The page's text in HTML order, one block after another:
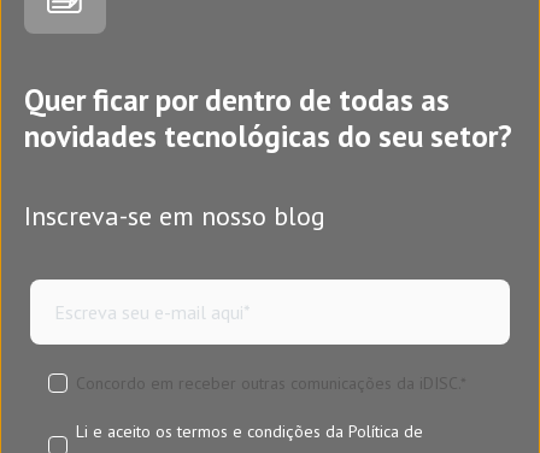
Quer ficar por dentro de todas as
novidades tecnológicas do seu setor?
Inscreva-se em nosso blog
Concordo em receber outras comunicações da iDISC. *
Li e aceito os termos e condições da Política de